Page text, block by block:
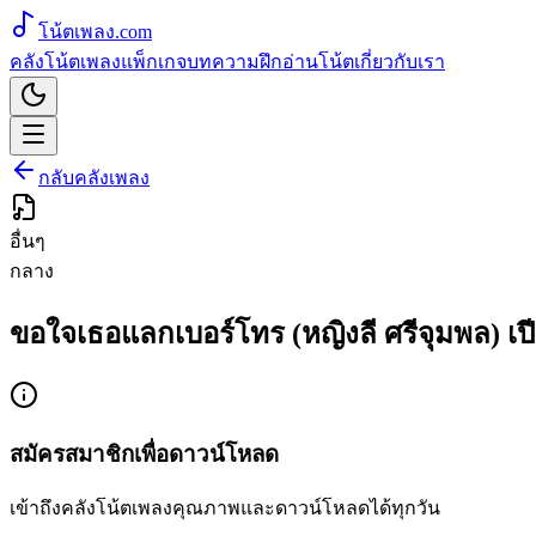
โน้ตเพลง.com
คลังโน้ตเพลงแพ็กเกจบทความฝึกอ่านโน้ตเกี่ยวกับเรา
กลับคลังเพลง
อื่นๆ
กลาง
ขอใจเธอแลกเบอร์โทร (หญิงลี ศรีจุมพล) เ
สมัครสมาชิกเพื่อดาวน์โหลด
เข้าถึงคลังโน้ตเพลงคุณภาพและดาวน์โหลดได้ทุกวัน